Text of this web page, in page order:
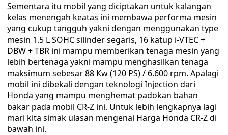
Sementara itu mobil yang diciptakan untuk kalangan
kelas menengah keatas ini membawa performa mesin
yang cukup tangguh yakni dengan menggunakan type
mesin 1.5 L SOHC silinder segaris, 16 katup i-VTEC +
DBW + TBR ini mampu memberikan tenaga mesin yang
lebih bertenaga yakni mampu menghasilkan tenaga
maksimum sebesar 88 Kw (120 PS) / 6.600 rpm. Apalagi
mobil ini dibekali dengan teknologi Injection dari
Honda yang mampu menghemat padokan bahan
bakar pada mobil CR-Z ini. Untuk lebih lengkapnya lagi
mari kita simak ulasan mengenai Harga Honda CR-Z di
bawah ini.